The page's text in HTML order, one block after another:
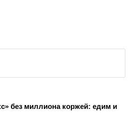
без миллиона коржей: едим и